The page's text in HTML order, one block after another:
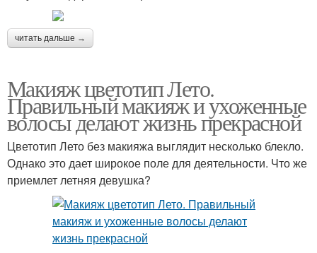
читать дальше →
Макияж цветотип Лето.
Правильный макияж и ухоженные
волосы делают жизнь прекрасной
Цветотип Лето без макияжа выглядит несколько блекло.
Однако это дает широкое поле для деятельности. Что же
приемлет летняя девушка?